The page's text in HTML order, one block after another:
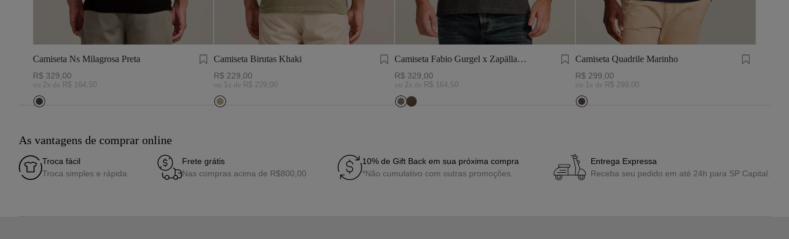
Camiseta Ns Milagrosa Preta
R$ 329 00
ou 2x de R$ 164, 50
Camiseta Birutas Khaki
R$ 229 00
ou 1 x de R$ 229 00
Camiseta Fabio Gurgel x Zapälla
R$ 329 00
ou 2x de R$ 164, 50
Camiseta Quadrile Marinho
R$ 299 00
ou 1 x de R$ 299 00
As vantagens de comprar online
Troca fácil
Troca simples e rápida
Frete grátis
Nas compras acima de R$800,00
10% de Gift Back em sua próxima compra
*Não cumulativo com outras promoções.
Entrega Expressa
Receba seu pedido em até 24h para SP Capital.